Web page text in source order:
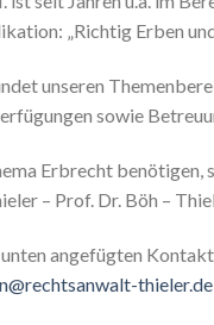
„Richtig Erben
unseren
sowie
Erbrecht benötigen,
– Prof. Dr. Böh –
unten angefügten
thieler.de